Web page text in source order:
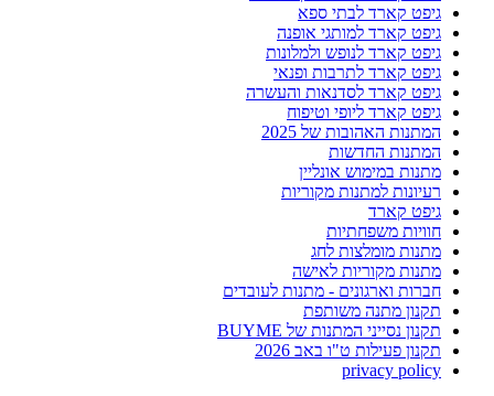
גיפט קארד לבתי ספא
גיפט קארד למותגי אופנה
גיפט קארד לנופש ולמלונות
גיפט קארד לתרבות ופנאי
גיפט קארד לסדנאות והעשרה
גיפט קארד ליופי וטיפוח
המתנות האהובות של 2025
המתנות החדשות
מתנות במימוש אונליין
רעיונות למתנות מקוריות
גיפט קארד
חוויות משפחתיות
מתנות מומלצות לחג
מתנות מקוריות לאישה
חברות וארגונים - מתנות לעובדים
תקנון מתנה משותפת
תקנון נסייני המתנות של BUYME
תקנון פעילות ט"ו באב 2026
privacy policy